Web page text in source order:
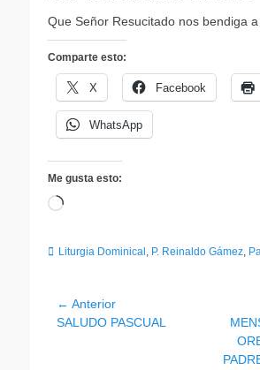
Que Señor Resucitado nos bendiga a
Comparte esto:
X Facebook
WhatsApp
Me gusta esto:
Cargando...
Categorias
Liturgia Dominical , P. Reinaldo Gámez,
Navegación
de
← Anterior
Entrada
SALUDO PASCUAL
Entrada
siguiente: